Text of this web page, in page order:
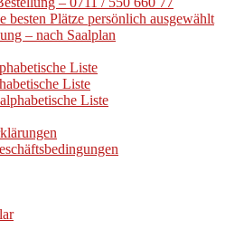
besten Plätze persönlich ausgewählt
– nach Saalplan
Liste
Liste
Liste